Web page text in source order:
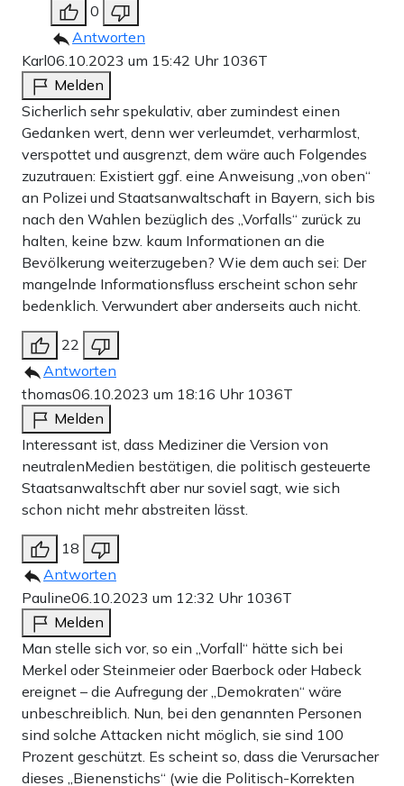
0
Antworten
Karl06.10.2023 um 15:42 Uhr 1036T
Melden
Sicherlich sehr spekulativ, aber zumindest einen
Gedanken wert, denn wer verleumdet, verharmlost,
verspottet und ausgrenzt, dem wäre auch Folgendes
zuzutrauen: Existiert ggf. eine Anweisung „von oben“
an Polizei und Staatsanwaltschaft in Bayern, sich bis
nach den Wahlen bezüglich des „Vorfalls“ zurück zu
halten, keine bzw. kaum Informationen an die
Bevölkerung weiterzugeben? Wie dem auch sei: Der
mangelnde Informationsfluss erscheint schon sehr
bedenklich. Verwundert aber anderseits auch nicht.
22
Antworten
thomas06.10.2023 um 18:16 Uhr 1036T
Melden
Interessant ist, dass Mediziner die Version von
neutralenMedien bestätigen, die politisch gesteuerte
Staatsanwaltschft aber nur soviel sagt, wie sich
schon nicht mehr abstreiten lässt.
18
Antworten
Pauline06.10.2023 um 12:32 Uhr 1036T
Melden
Man stelle sich vor, so ein „Vorfall“ hätte sich bei
Merkel oder Steinmeier oder Baerbock oder Habeck
ereignet – die Aufregung der „Demokraten“ wäre
unbeschreiblich. Nun, bei den genannten Personen
sind solche Attacken nicht möglich, sie sind 100
Prozent geschützt. Es scheint so, dass die Verursacher
dieses „Bienenstichs“ (wie die Politisch-Korrekten